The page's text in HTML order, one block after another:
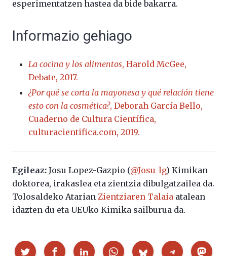
esperimentatzen hastea da bide bakarra.
Informazio gehiago
La cocina y los alimentos, Harold McGee,
Debate, 2017.
¿Por qué se corta la mayonesa y qué relación tiene
esto con la cosmética?, Deborah García Bello,
Cuaderno de Cultura Científica,
culturacientifica.com, 2019.
Egileaz: Josu Lopez-Gazpio (@Josu_lg) Kimikan
doktorea, irakaslea eta zientzia dibulgatzailea da.
Tolosaldeko Atarian Zientziaren Talaia atalean
idazten du eta UEUko Kimika sailburua da.
Partekatu